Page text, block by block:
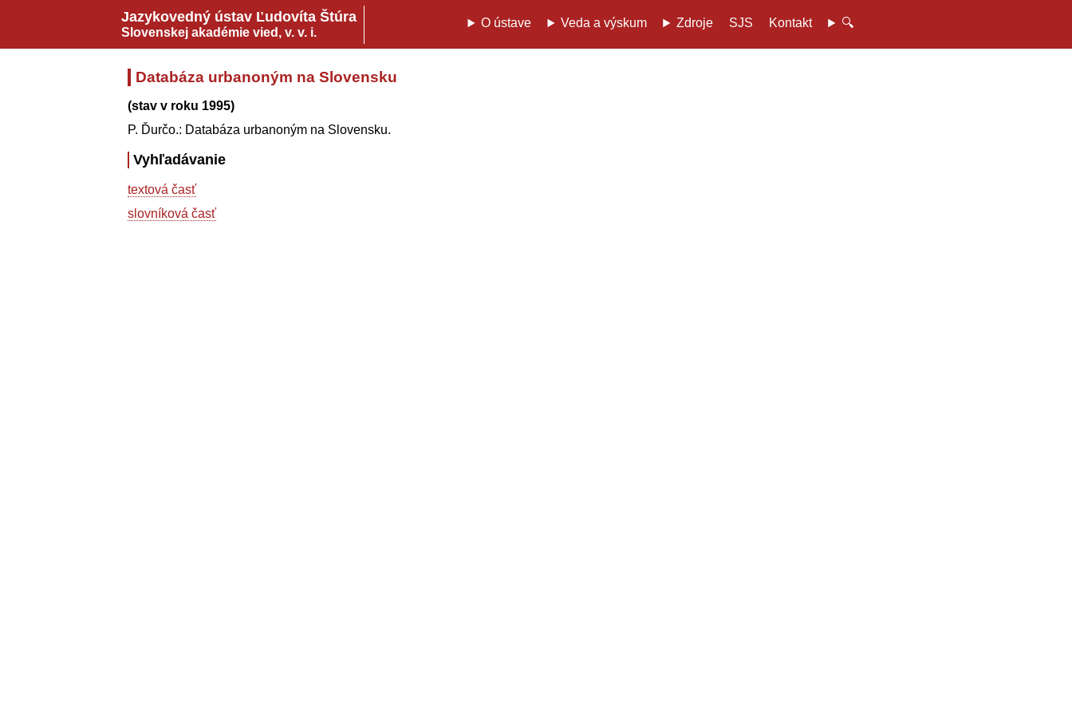
Jazykovedný ústav Ľudovíta Štúra
Slovenskej akadémie vied, v. v. i.
O ústave Veda a výskum Zdroje SJS Kontakt 🔍
Databáza urbanoným na Slovensku
(stav v roku 1995)
P. Ďurčo.: Databáza urbanoným na Slovensku.
Vyhľadávanie
textová časť
slovníková časť